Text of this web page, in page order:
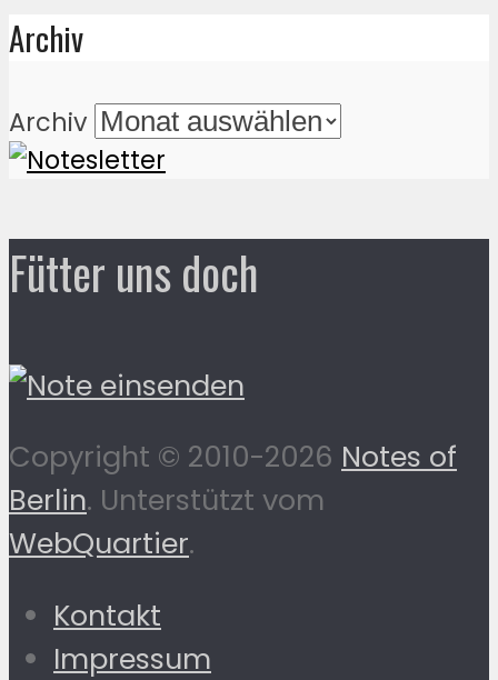
Archiv
Archiv
Fütter uns doch
Copyright © 2010-2026 Notes of
Berlin. Unterstützt vom
WebQuartier.
Kontakt
Impressum